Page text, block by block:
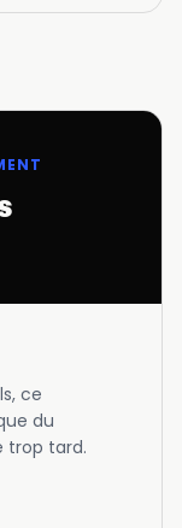
ce
du
trop tard.